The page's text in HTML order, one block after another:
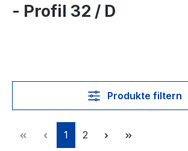
- Profil 32 / D
Produkte filtern
Seite
1 Seite
2